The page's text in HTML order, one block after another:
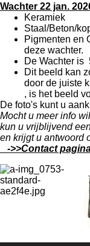
Wachter 22 jan.
Keramiek
Staal/Beton/
Pigmenten en
deze wachter.
De Wachter is
Dit beeld kan
door de juiste
, is het beeld
De foto's kunt u
Mocht u meer info
kun u vrijblijvend
en krijgt u antwoord
->>Contact